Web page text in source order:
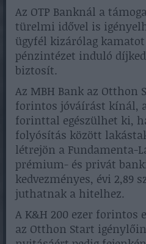
Az OTP Banknál a
türelmi idővel is
ügyfél kizárólag
pénzintézet induló
biztosít.
Az MBH Bank az Otthon
forintos jóváírást kínál,
forinttal egészülhet ki,
folyósítás között
létrejön a Fundamenta-
prémium- és privát
kedvezményes, évi 2,89
juthatnak a hitelhez.
A K&H 200 ezer forintos
az Otthon Start